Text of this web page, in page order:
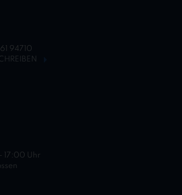
94710
17:00 Uhr